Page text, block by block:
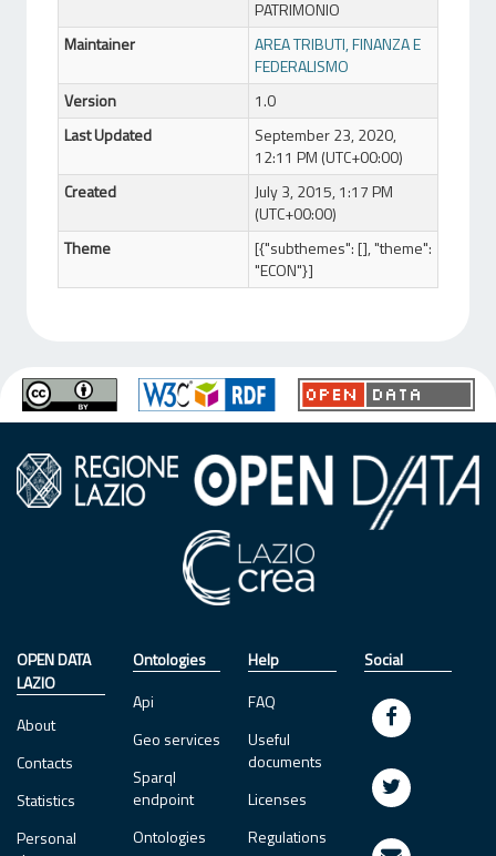
PATRIMONIO
Maintainer
AREA TRIBUTI, FINANZA E
FEDERALISMO
Version
1.0
Last Updated
September 23, 2020,
12:11 PM (UTC+00:00)
Created
July 3, 2015, 1:17 PM
(UTC+00:00)
Theme
[{"subthemes": [], "theme":
"ECON"}]
OPEN DATA
LAZIO
About
Contacts
Statistics
Personal
Ontologies
Api
Geo services
Sparql
endpoint
Ontologies
Help
FAQ
Useful
documents
Licenses
Regulations
Social